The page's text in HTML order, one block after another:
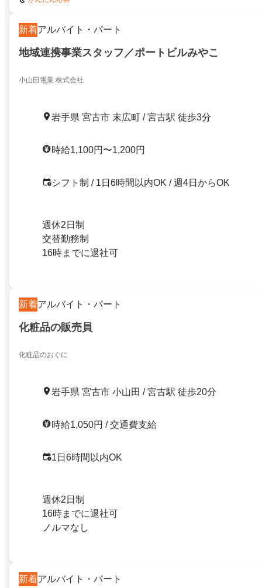
新着アルバイト・パート
地域連携事業スタッフ／ポートビルみやこ
小山田電業 株式会社
岩手県 宮古市 末広町 / 宮古駅 徒歩3分
時給1,100円〜1,200円
シフト制 / 1日6時間以内OK / 週4日からOK
週休2日制
交替勤務制
16時までに退社可
新着アルバイト・パート
化粧品の販売員
化粧品のおぐに
岩手県 宮古市 小山田 / 宮古駅 徒歩20分
時給1,050円 / 交通費支給
1日6時間以内OK
週休2日制
16時までに退社可
ノルマなし
新着アルバイト・パート